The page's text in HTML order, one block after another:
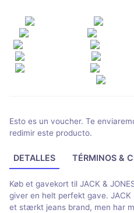
Esto es un voucher. Te
redimir este producto.
DETALLES TÉRMINOS &
Køb et gavekort til JACK &
giver en helt perfekt gave.
et stærkt jeans brand, men har